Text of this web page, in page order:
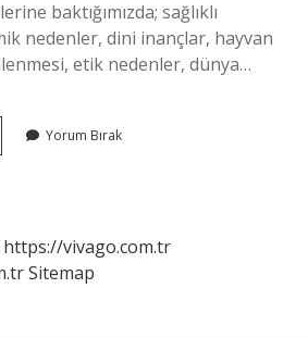
baktığımızda; sağlıklı
nedenler, dini inançlar, hayvan
etik nedenler, dünya…
Yorum Bırak
https://vivago.com.tr
Sitemap